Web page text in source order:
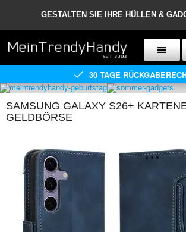
GESTALTEN SIE IHRE HÜLLEN &
30 TAGE
SAMSUNG GALAXY S26+
GELDBÖRSE